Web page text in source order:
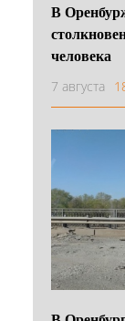
В
человека
7 августа